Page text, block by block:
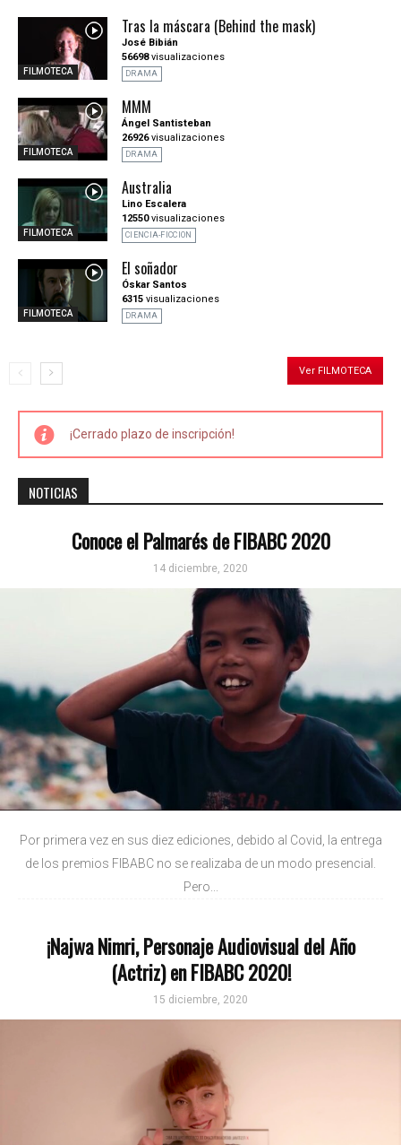
FILMOTECA
Tras la máscara (Behind the mask)
José Bibián
56698visualizaciones
DRAMA
FILMOTECA
MMM
Ángel Santisteban
26926visualizaciones
DRAMA
FILMOTECA
Australia
Lino Escalera
12550visualizaciones
CIENCIA-FICCION
FILMOTECA
El soñador
Óskar Santos
6315 visualizaciones
DRAMA
Ver FILMOTECA
¡Cerrado plazo de inscripción!
NOTICIAS
Conoce el Palmarés de FIBABC 2020
14 diciembre, 2020
Por primera vez en sus diez ediciones, debido al Covid, la entrega
de los premios FIBABC no se realizaba de un modo presencial.
Pero...
¡Najwa Nimri, Personaje Audiovisual del Año
(Actriz) en FIBABC 2020!
15 diciembre, 2020